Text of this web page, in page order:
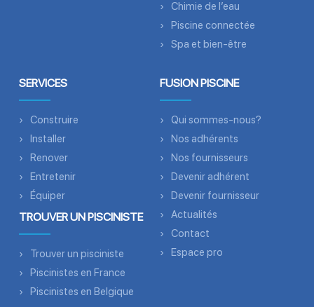
Chimie de l’eau
Piscine connectée
Spa et bien-être
SERVICES
Construire
Installer
Renover
Entretenir
Équiper
TROUVER UN PISCINISTE
Trouver un pisciniste
Piscinistes en France
Piscinistes en Belgique
FUSION PISCINE
Qui sommes-nous?
Nos adhérents
Nos fournisseurs
Devenir adhérent
Devenir fournisseur
Actualités
Contact
Espace pro